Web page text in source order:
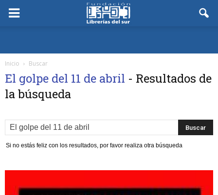
Inicio Buscar
El golpe del 11 de abril - Resultados de
la búsqueda
Si no estás feliz con los resultados, por favor realiza otra búsqueda